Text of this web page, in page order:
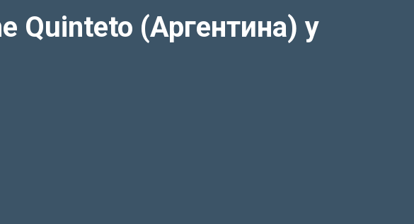
Quinteto (Аргентина) у